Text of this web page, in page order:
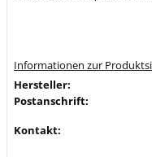
Informationen zur
Hersteller:
Postanschrift:
Kontakt: